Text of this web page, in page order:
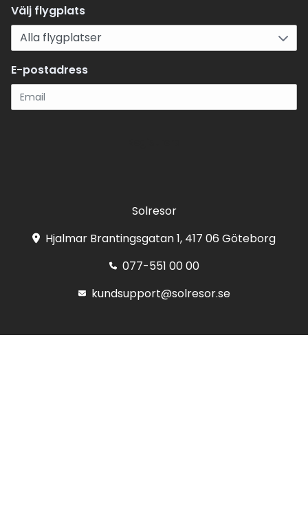
Välj flygplats
E-postadress
Solresor
Hjalmar Brantingsgatan 1, 417 06 Göteborg
077-551 00 00
kundsupport@solresor.se